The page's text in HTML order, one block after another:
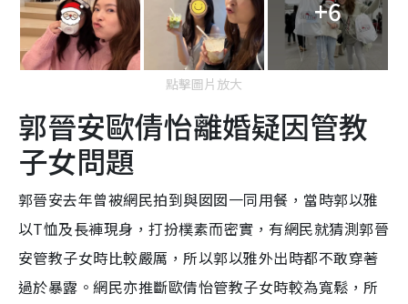
+6
點擊圖片放大
郭晉安歐倩怡離婚疑因管教
子女問題
郭晉安去年曾被網民拍到與囡囡一同用餐，當時郭以雅
以T恤及長褲現身，打扮樸素而密實，有網民就猜測郭晉
安管教子女時比較嚴厲，所以郭以雅外出時都不敢穿著
過於暴露。網民亦推斷歐倩怡管教子女時較為寬鬆，所